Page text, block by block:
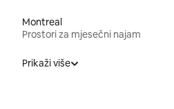
Montreal
Prostori za mjesečni najam
Prikaži više